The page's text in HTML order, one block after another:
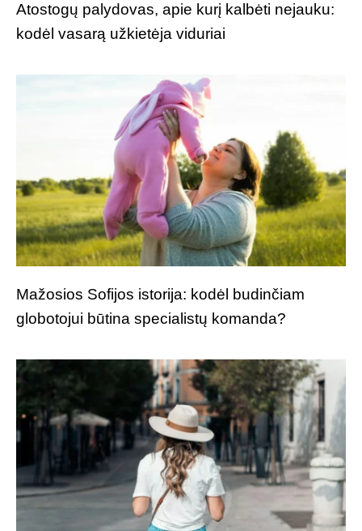
Atostogų palydovas, apie kurį kalbėti nejauku:
kodėl vasarą užkietėja viduriai
Mažosios Sofijos istorija: kodėl budinčiam
globotojui būtina specialistų komanda?